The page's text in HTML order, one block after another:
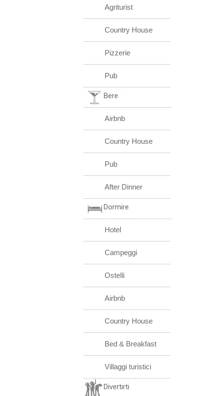
Agriturist
Country House
Pizzerie
Pub
Bere
Airbnb
Country House
Pub
After Dinner
Dormire
Hotel
Campeggi
Ostelli
Airbnb
Country House
Bed & Breakfast
Villaggi turistici
Divertirti